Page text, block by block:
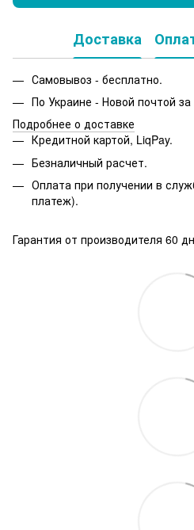
Доставка
Самовывоз - бесплатно.
По Украине - Новой почтой
Подробнее о доставке
Кредитной картой, LiqPay.
Безналичный расчет.
Оплата при получении в
платеж).
Гарантия от производителя 60